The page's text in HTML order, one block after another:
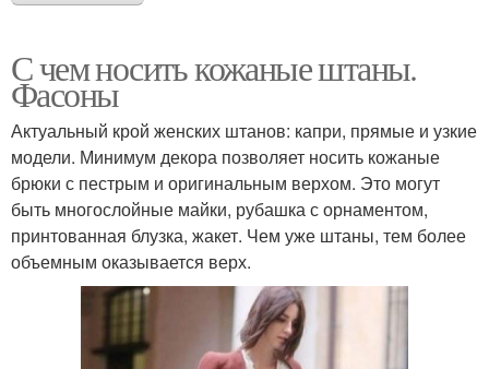
С чем носить кожаные штаны.
Фасоны
Актуальный крой женских штанов: капри, прямые и узкие
модели. Минимум декора позволяет носить кожаные
брюки с пестрым и оригинальным верхом. Это могут
быть многослойные майки, рубашка с орнаментом,
принтованная блузка, жакет. Чем уже штаны, тем более
объемным оказывается верх.